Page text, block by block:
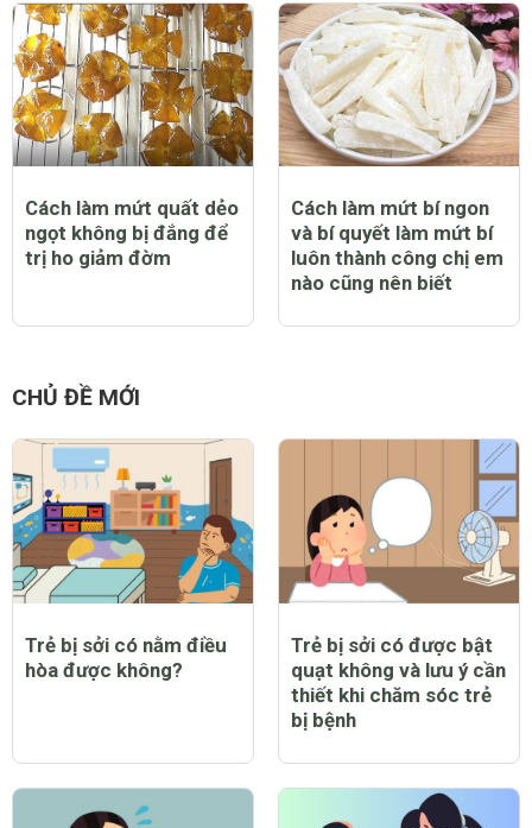
Cách làm mứt quất dẻo
ngọt không bị đắng để
trị ho giảm đờm
Cách làm mứt bí ngon
và bí quyết làm mứt bí
luôn thành công chị em
nào cũng nên biết
CHỦ ĐỀ MỚI
Trẻ bị sởi có nằm điều
hòa được không?
Trẻ bị sởi có được bật
quạt không và lưu ý cần
thiết khi chăm sóc trẻ
bị bệnh